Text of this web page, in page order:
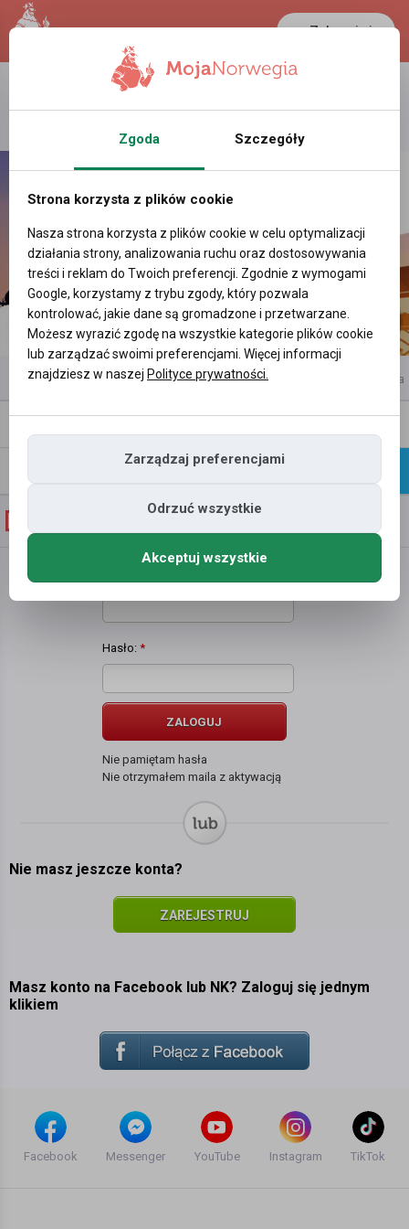
Zaloguj się
LANCASTER
26.1 °C 0.3894 PLN
reklama
Napisz
wiadomość
famila
Hasło: *
ZALOGUJ
Nie pamiętam hasła
Nie otrzymałem maila z aktywacją
Nie masz jeszcze konta?
ZAREJESTRUJ
Masz konto na Facebook lub NK? Zaloguj się jednym
klikiem
Facebook Messenger YouTube Instagram TikTok
Zgoda Szczegóły
Strona korzysta z plików cookie
Nasza strona korzysta z plików cookie w celu optymalizacji
działania strony, analizowania ruchu oraz dostosowywania
treści i reklam do Twoich preferencji. Zgodnie z wymogami
Google, korzystamy z trybu zgody, który pozwala
kontrolować, jakie dane są gromadzone i przetwarzane.
Możesz wyrazić zgodę na wszystkie kategorie plików cookie
lub zarządzać swoimi preferencjami. Więcej informacji
znajdziesz w naszej Polityce prywatności.
Zarządzaj preferencjami
Odrzuć wszystkie
Akceptuj wszystkie